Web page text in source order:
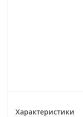
Характеристики